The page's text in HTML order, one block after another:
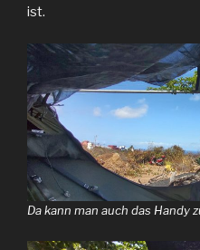
ist.
Da kann man auch das Handy